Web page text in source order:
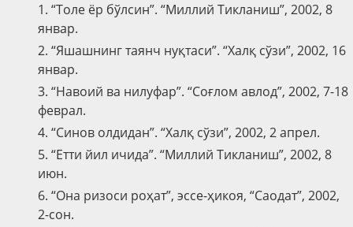
1. “Толе ёр бўлсин”. “Миллий Тикланиш”, 2002, 8
январ.
2. “Яшашнинг таянч нуқтаси”. “Халқ сўзи”, 2002, 16
январ.
3. “Навоий ва нилуфар”. “Соғлом авлод”, 2002, 7-18
феврал.
4. “Синов олдидан”. “Халқ сўзи”, 2002, 2 апрел.
5. “Етти йил ичида”. “Миллий Тикланиш”, 2002, 8
июн.
6. “Она ризоси роҳат”, эссе-ҳикоя, “Саодат”, 2002,
2-сон.